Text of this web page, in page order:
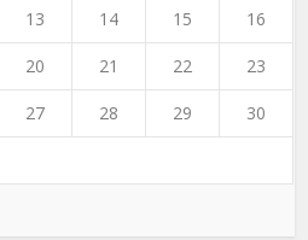
13 14 15 16
20 21 22 23
27 28 29 30